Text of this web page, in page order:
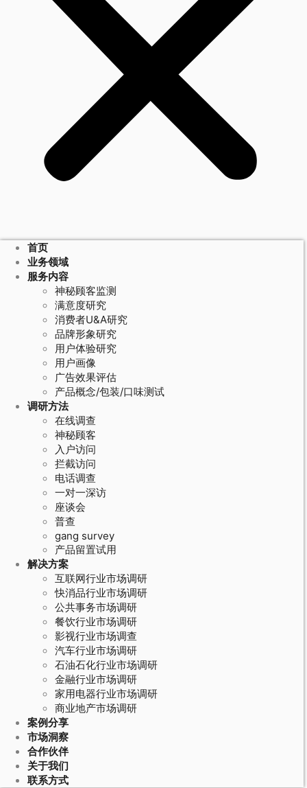
首页
业务领域
服务内容
神秘顾客监测
满意度研究
消费者U&A研究
品牌形象研究
用户体验研究
用户画像
广告效果评估
产品概念/包装/口味测试
调研方法
在线调查
神秘顾客
入户访问
拦截访问
电话调查
一对一深访
座谈会
普查
gang survey
产品留置试用
解决方案
互联网行业市场调研
快消品行业市场调研
公共事务市场调研
餐饮行业市场调研
影视行业市场调查
汽车行业市场调研
石油石化行业市场调研
金融行业市场调研
家用电器行业市场调研
商业地产市场调研
案例分享
市场洞察
合作伙伴
关于我们
联系方式